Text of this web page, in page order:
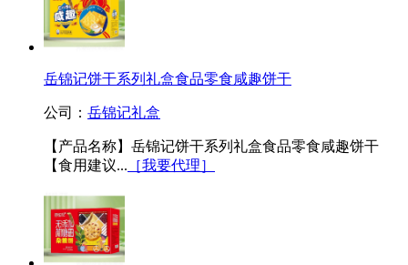
岳锦记饼干系列礼盒食品零食咸趣饼干
公司： 岳锦记礼盒
【产品名称】岳锦记饼干系列礼盒食品零食咸趣饼干
【食用建议... ［我要代理］